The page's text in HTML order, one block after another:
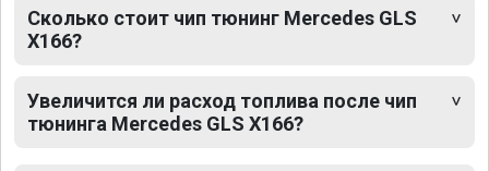
Сколько стоит чип тюнинг Mercedes GLS
X166?
Увеличится ли расход топлива после чип
тюнинга Mercedes GLS X166?